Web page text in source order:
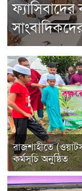
রাজশাহীতে
কর্মসূচি অনুষ্ঠিত